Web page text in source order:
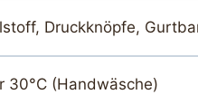
Druckknöpfe,
30°C (Handwäsche)